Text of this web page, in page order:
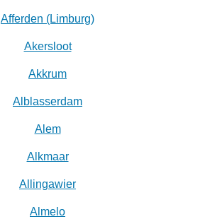
Afferden (Limburg)
Akersloot
Akkrum
Alblasserdam
Alem
Alkmaar
Allingawier
Almelo